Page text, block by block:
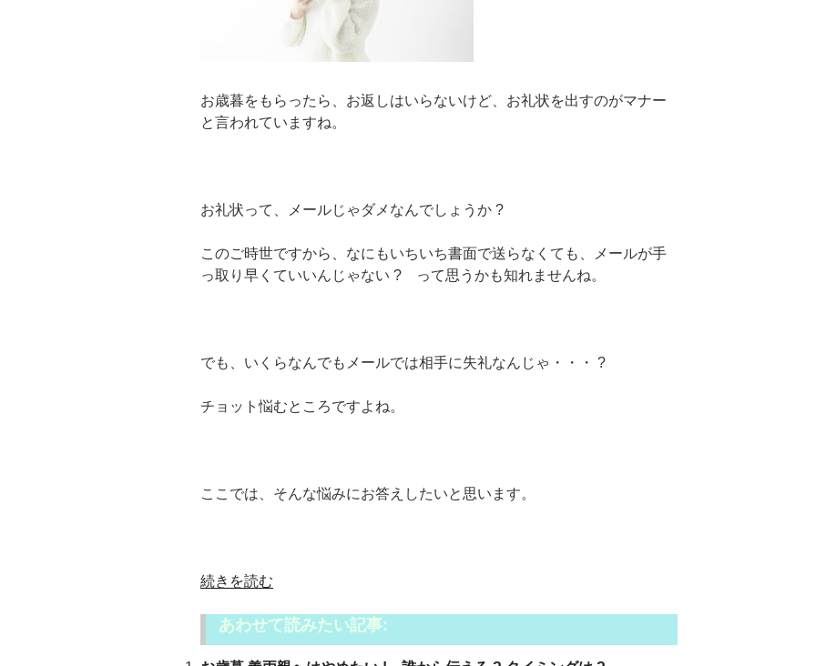
お歳暮をもらったら、お返しはいらないけど、お礼状を出すのがマナー
と言われていますね。
お礼状って、メールじゃダメなんでしょうか ?
このご時世ですから、なにもいちいち書面で送らなくても、メールが手
っ取り早くていいんじゃない ? って思うかも知れませんね。
でも、いくらなんでもメールでは相手に失礼なんじゃ・・・ ?
チョット悩むところですよね。
ここでは、そんな悩みにお答えしたいと思います。
“お
の
続きを読む
あわせて読みたい記事: